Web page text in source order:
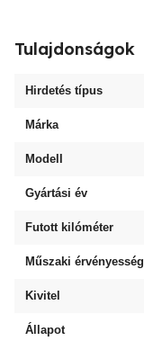
Tulajdonságok
Hirdetés típus
Márka
Modell
Gyártási év
Futott kilóméter
Műszaki érvényesség
Kivitel
Állapot